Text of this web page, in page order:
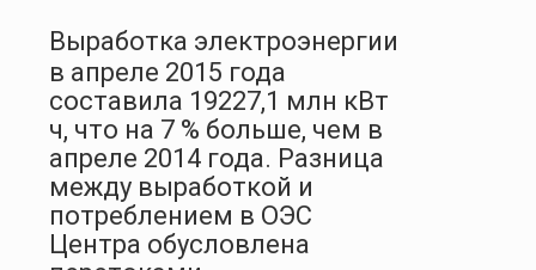
Выработка электроэнергии
в апреле 2015 года
составила 19227,1 млн кВт
ч, что на 7 % больше, чем в
апреле 2014 года. Разница
между выработкой и
потреблением в ОЭС
Центра обусловлена